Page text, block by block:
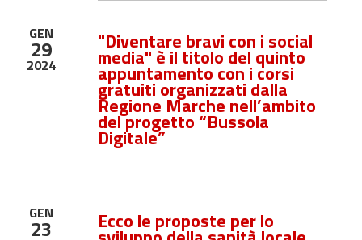
GEN
29
2024
"Diventare bravi con i social
media" è il titolo del quinto
appuntamento con i corsi
gratuiti organizzati dalla
Regione Marche nell’ambito
del progetto “Bussola
Digitale”
GEN
23 Ecco le proposte per lo